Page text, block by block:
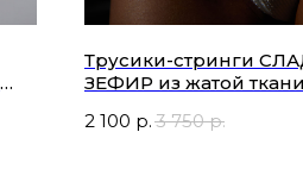
Трусики-стринги
ЗЕФИР из жатой
2 100 р. 3 750 р.